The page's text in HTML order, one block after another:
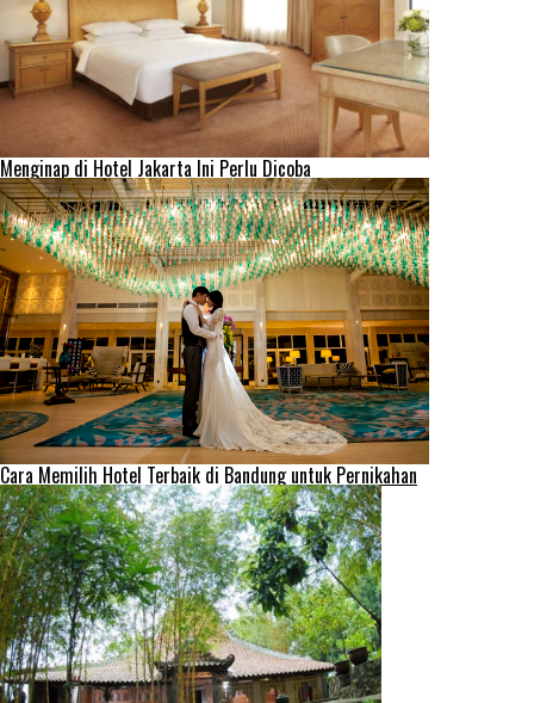
Menginap di Hotel Jakarta Ini Perlu Dicoba
Cara Memilih Hotel Terbaik di Bandung untuk Pernikahan